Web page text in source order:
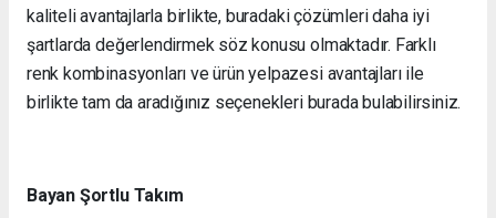
kaliteli avantajlarla birlikte, buradaki çözümleri daha iyi
şartlarda değerlendirmek söz konusu olmaktadır. Farklı
renk kombinasyonları ve ürün yelpazesi avantajları ile
birlikte tam da aradığınız seçenekleri burada bulabilirsiniz.
Bayan Şortlu Takım